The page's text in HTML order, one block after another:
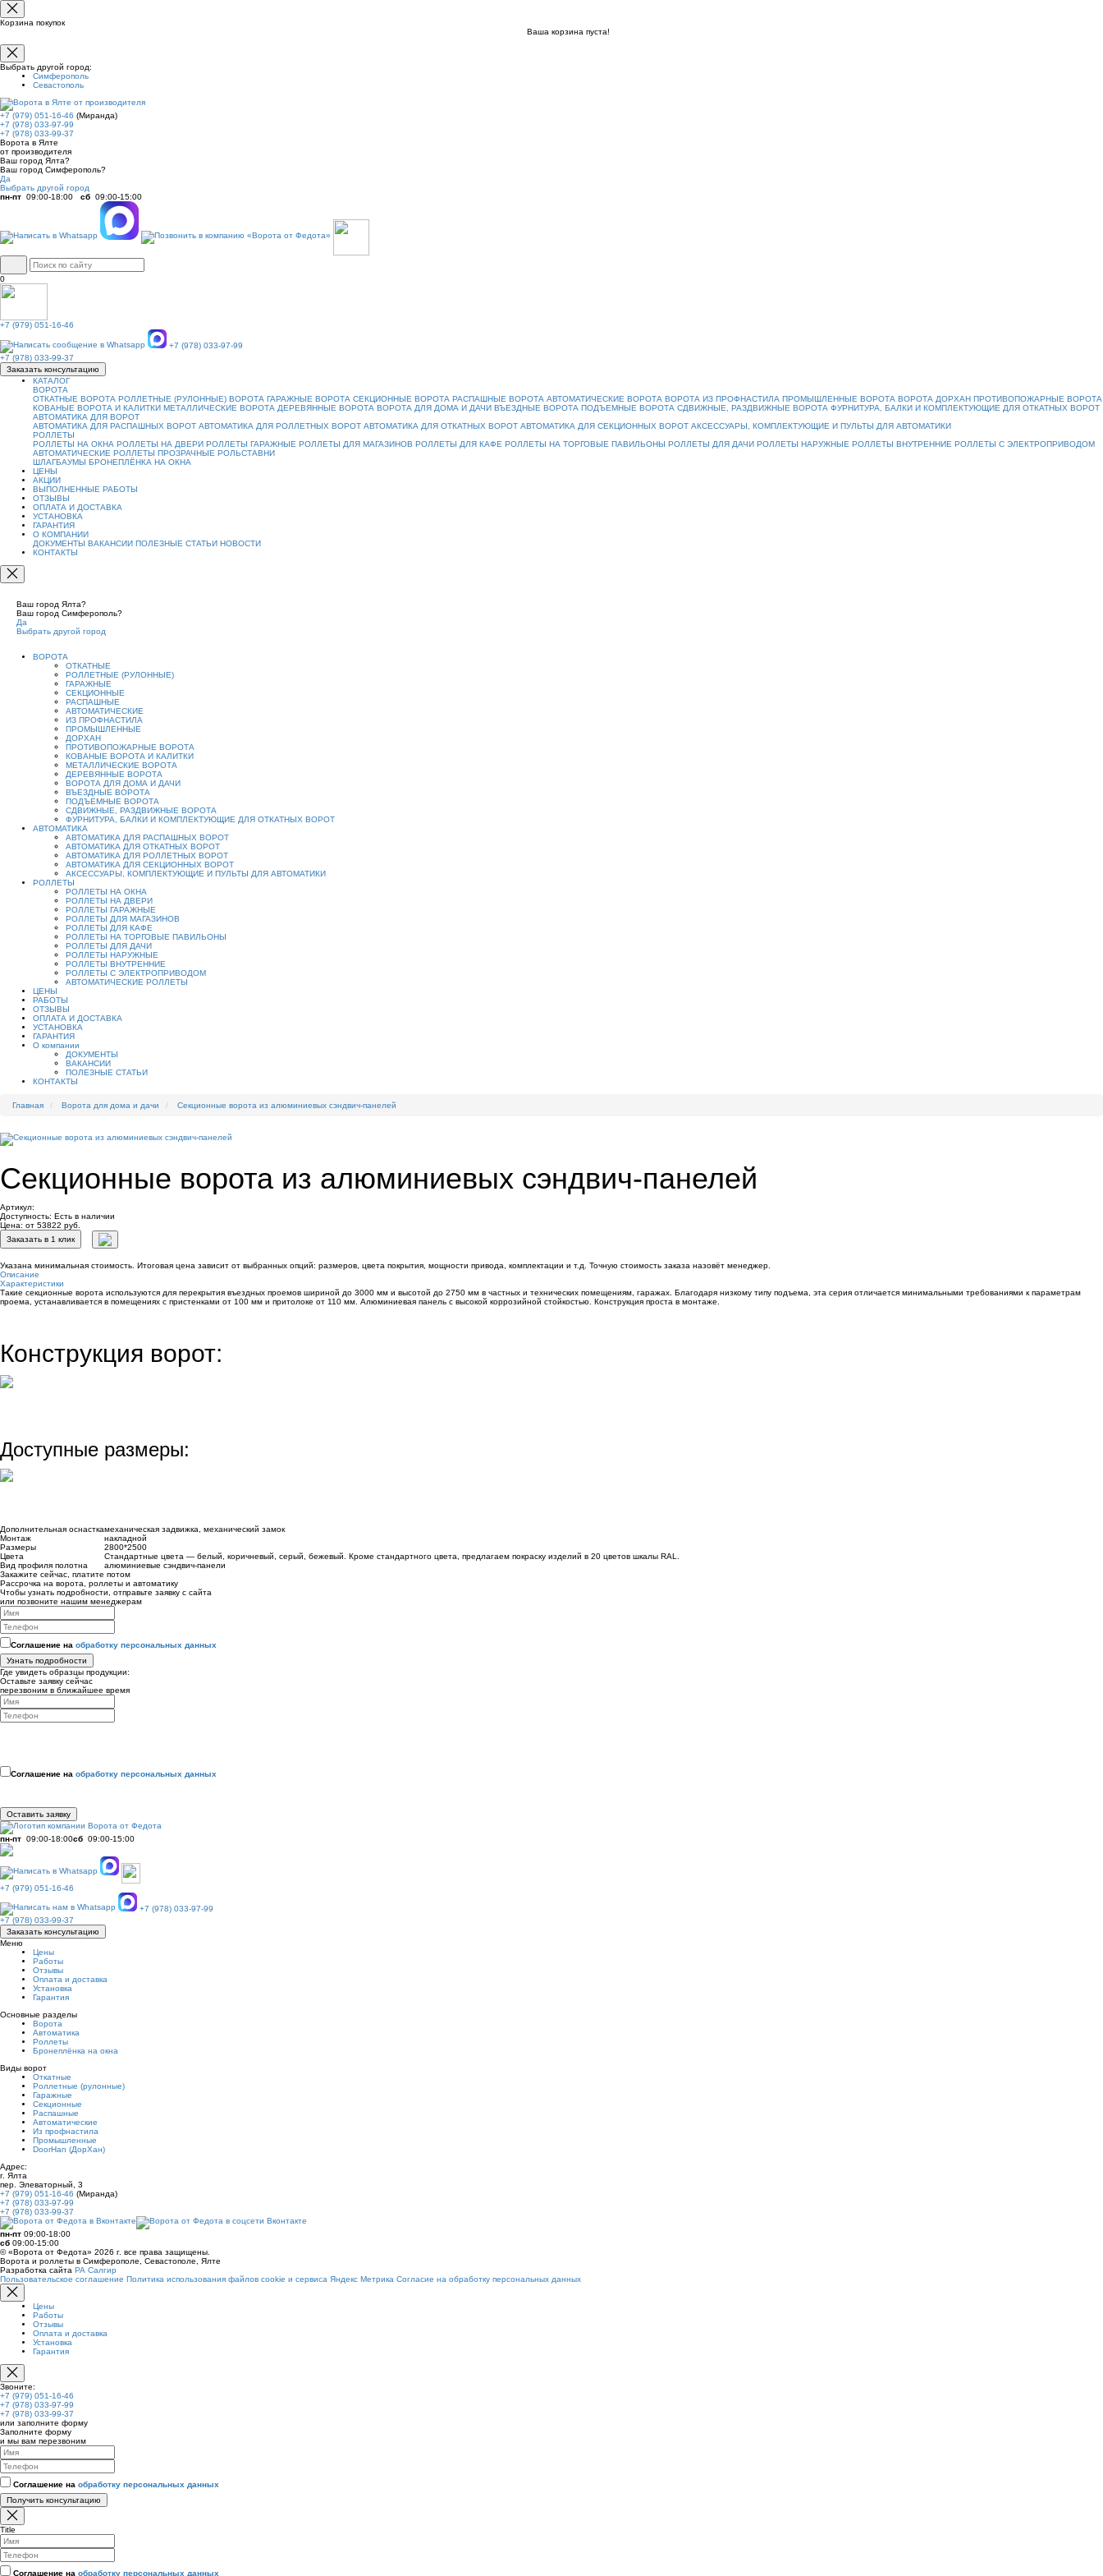
Корзина покупок
Ваша корзина пуста!
Выбрать другой город:
Симферополь
Севастополь
+7 (979) 051-16-46 (Миранда)
+7 (978) 033-97-99
+7 (978) 033-99-37
Ворота в Ялте
от производителя
Ваш город Ялта?
Ваш город Симферополь?
Да
Выбрать другой город
пн-пт 09:00-18:00 сб 09:00-15:00
0
+7 (979) 051-16-46
+7 (978) 033-97-99
+7 (978) 033-99-37
Заказать консультацию
КАТАЛОГ
ВОРОТА
ОТКАТНЫЕ ВОРОТА РОЛЛЕТНЫЕ (РУЛОННЫЕ) ВОРОТА ГАРАЖНЫЕ ВОРОТА СЕКЦИОННЫЕ ВОРОТА РАСПАШНЫЕ ВОРОТА АВТОМАТИЧЕСКИЕ ВОРОТА ВОРОТА ИЗ ПРОФНАСТИЛА ПРОМЫШЛЕННЫЕ ВОРОТА ВОРОТА ДОРХАН ПРОТИВОПОЖАРНЫЕ ВОРОТА
КОВАНЫЕ ВОРОТА И КАЛИТКИ МЕТАЛЛИЧЕСКИЕ ВОРОТА ДЕРЕВЯННЫЕ ВОРОТА ВОРОТА ДЛЯ ДОМА И ДАЧИ ВЪЕЗДНЫЕ ВОРОТА ПОДЪЕМНЫЕ ВОРОТА СДВИЖНЫЕ, РАЗДВИЖНЫЕ ВОРОТА ФУРНИТУРА, БАЛКИ И КОМПЛЕКТУЮЩИЕ ДЛЯ ОТКАТНЫХ ВОРОТ
АВТОМАТИКА ДЛЯ ВОРОТ
АВТОМАТИКА ДЛЯ РАСПАШНЫХ ВОРОТ АВТОМАТИКА ДЛЯ РОЛЛЕТНЫХ ВОРОТ АВТОМАТИКА ДЛЯ ОТКАТНЫХ ВОРОТ АВТОМАТИКА ДЛЯ СЕКЦИОННЫХ ВОРОТ АКСЕССУАРЫ, КОМПЛЕКТУЮЩИЕ И ПУЛЬТЫ ДЛЯ АВТОМАТИКИ
РОЛЛЕТЫ
РОЛЛЕТЫ НА ОКНА РОЛЛЕТЫ НА ДВЕРИ РОЛЛЕТЫ ГАРАЖНЫЕ РОЛЛЕТЫ ДЛЯ МАГАЗИНОВ РОЛЛЕТЫ ДЛЯ КАФЕ РОЛЛЕТЫ НА ТОРГОВЫЕ ПАВИЛЬОНЫ РОЛЛЕТЫ ДЛЯ ДАЧИ РОЛЛЕТЫ НАРУЖНЫЕ РОЛЛЕТЫ ВНУТРЕННИЕ РОЛЛЕТЫ С ЭЛЕКТРОПРИВОДОМ
АВТОМАТИЧЕСКИЕ РОЛЛЕТЫ ПРОЗРАЧНЫЕ РОЛЬСТАВНИ
ШЛАГБАУМЫ БРОНЕПЛЁНКА НА ОКНА
ЦЕНЫ
АКЦИИ
ВЫПОЛНЕННЫЕ РАБОТЫ
ОТЗЫВЫ
ОПЛАТА И ДОСТАВКА
УСТАНОВКА
ГАРАНТИЯ
О КОМПАНИИ
ДОКУМЕНТЫ ВАКАНСИИ ПОЛЕЗНЫЕ СТАТЬИ НОВОСТИ
КОНТАКТЫ
Ваш город Ялта?
Ваш город Симферополь?
Да
Выбрать другой город
ВОРОТА
ОТКАТНЫЕ
РОЛЛЕТНЫЕ (РУЛОННЫЕ)
ГАРАЖНЫЕ
СЕКЦИОННЫЕ
РАСПАШНЫЕ
АВТОМАТИЧЕСКИЕ
ИЗ ПРОФНАСТИЛА
ПРОМЫШЛЕННЫЕ
ДОРХАН
ПРОТИВОПОЖАРНЫЕ ВОРОТА
КОВАНЫЕ ВОРОТА И КАЛИТКИ
МЕТАЛЛИЧЕСКИЕ ВОРОТА
ДЕРЕВЯННЫЕ ВОРОТА
ВОРОТА ДЛЯ ДОМА И ДАЧИ
ВЪЕЗДНЫЕ ВОРОТА
ПОДЪЕМНЫЕ ВОРОТА
СДВИЖНЫЕ, РАЗДВИЖНЫЕ ВОРОТА
ФУРНИТУРА, БАЛКИ И КОМПЛЕКТУЮЩИЕ ДЛЯ ОТКАТНЫХ ВОРОТ
АВТОМАТИКА
АВТОМАТИКА ДЛЯ РАСПАШНЫХ ВОРОТ
АВТОМАТИКА ДЛЯ ОТКАТНЫХ ВОРОТ
АВТОМАТИКА ДЛЯ РОЛЛЕТНЫХ ВОРОТ
АВТОМАТИКА ДЛЯ СЕКЦИОННЫХ ВОРОТ
АКСЕССУАРЫ, КОМПЛЕКТУЮЩИЕ И ПУЛЬТЫ ДЛЯ АВТОМАТИКИ
РОЛЛЕТЫ
РОЛЛЕТЫ НА ОКНА
РОЛЛЕТЫ НА ДВЕРИ
РОЛЛЕТЫ ГАРАЖНЫЕ
РОЛЛЕТЫ ДЛЯ МАГАЗИНОВ
РОЛЛЕТЫ ДЛЯ КАФЕ
РОЛЛЕТЫ НА ТОРГОВЫЕ ПАВИЛЬОНЫ
РОЛЛЕТЫ ДЛЯ ДАЧИ
РОЛЛЕТЫ НАРУЖНЫЕ
РОЛЛЕТЫ ВНУТРЕННИЕ
РОЛЛЕТЫ С ЭЛЕКТРОПРИВОДОМ
АВТОМАТИЧЕСКИЕ РОЛЛЕТЫ
ЦЕНЫ
РАБОТЫ
ОТЗЫВЫ
ОПЛАТА И ДОСТАВКА
УСТАНОВКА
ГАРАНТИЯ
О компании
ДОКУМЕНТЫ
ВАКАНСИИ
ПОЛЕЗНЫЕ СТАТЬИ
КОНТАКТЫ
Главная Ворота для дома и дачи Секционные ворота из алюминиевых сэндвич-панелей
Секционные ворота из алюминиевых сэндвич-панелей
Артикул:
Доступность: Есть в наличии
Цена: от 53822 руб.
Заказать в 1 клик
Указана минимальная стоимость. Итоговая цена зависит от выбранных опций: размеров, цвета покрытия, мощности привода, комплектации и т.д. Точную стоимость заказа назовёт менеджер.
Описание
Характеристики
Такие секционные ворота используются для перекрытия въездных проемов шириной до 3000 мм и высотой до 2750 мм в частных и технических помещениям, гаражах. Благодаря низкому типу подъема, эта серия отличается минимальными требованиями к параметрам
проема, устанавливается в помещениях с пристенками от 100 мм и притолоке от 110 мм. Алюминиевая панель с высокой коррозийной стойкостью. Конструкция проста в монтаже.
Конструкция ворот:
Доступные размеры:
Дополнительная оснасткамеханическая задвижка, механический замок
Монтаж
накладной
Размеры
2800*2500
Цвета
Стандартные цвета — белый, коричневый, серый, бежевый. Кроме стандартного цвета, предлагаем покраску изделий в 20 цветов шкалы RAL.
Вид профиля полотна
алюминиевые сэндвич-панели
Закажите сейчас, платите потом
Рассрочка на ворота, роллеты и автоматику
Чтобы узнать подробности, отправьте заявку с сайта
или позвоните нашим менеджерам
Соглашение на обработку персональных данных
Узнать подробности
Где увидеть образцы продукции:
Оставьте заявку сейчас
перезвоним в ближайшее время
Соглашение на обработку персональных данных
Оставить заявку
пн-пт 09:00-18:00сб 09:00-15:00
+7 (979) 051-16-46
+7 (978) 033-97-99
+7 (978) 033-99-37
Заказать консультацию
Меню
Цены
Работы
Отзывы
Оплата и доставка
Установка
Гарантия
Основные разделы
Ворота
Автоматика
Роллеты
Бронеплёнка на окна
Виды ворот
Откатные
Роллетные (рулонные)
Гаражные
Секционные
Распашные
Автоматические
Из профнастила
Промышленные
DoorHan (ДорХан)
Адрес:
г. Ялта
пер. Элеваторный, 3
+7 (979) 051-16-46 (Миранда)
+7 (978) 033-97-99
+7 (978) 033-99-37
пн-пт 09:00-18:00
сб 09:00-15:00
© «Ворота от Федота» 2026 г. все права защищены.
Ворота и роллеты в Симферополе, Севастополе, Ялте
Разработка сайта РА Салгир
Пользовательское соглашение Политика использования файлов cookie и сервиса Яндекс Метрика Согласие на обработку персональных данных
Цены
Работы
Отзывы
Оплата и доставка
Установка
Гарантия
Звоните:
+7 (979) 051-16-46
+7 (978) 033-97-99
+7 (978) 033-99-37
или заполните форму
Заполните форму
и мы вам перезвоним
Соглашение на обработку персональных данных
Получить консультацию
Title
Соглашение на обработку персональных данных